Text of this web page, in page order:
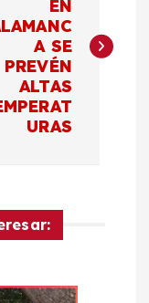
EN
A SE
PREVÉN
ALTAS
URAS